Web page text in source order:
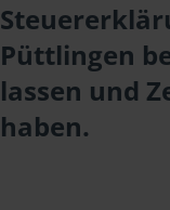
Püttlingen
lassen und
haben.